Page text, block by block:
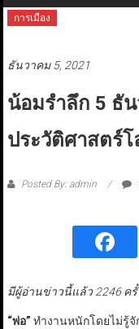
การเมือง
ธันวาคม 5, 2021
น้อมรำลึก 5 ธั
ประวัติศาสตร์โ
Posted By: admin
มีผู้อ่านข่าวนี้แล้ว 2246 ครั้
“พ่อ” ทำงานหนักโดยไม่รู้จั